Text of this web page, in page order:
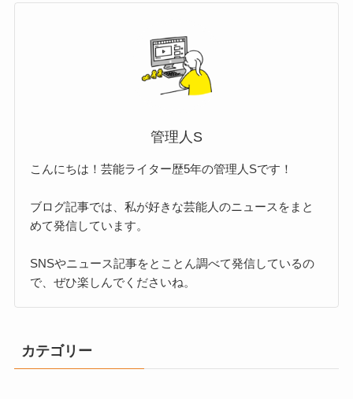
管理人S
こんにちは！芸能ライター歴5年の管理人Sです！
ブログ記事では、私が好きな芸能人のニュースをまと
めて発信しています。
SNSやニュース記事をとことん調べて発信しているの
で、ぜひ楽しんでくださいね。
カテゴリー